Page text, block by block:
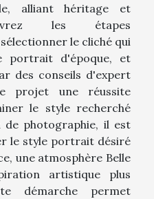
alliant héritage et
les étapes
le cliché qui
portrait d'époque, et
des conseils d'expert
projet une réussite
le style recherché
photographie, il est
le style portrait désiré
une atmosphère Belle
artistique plus
démarche permet